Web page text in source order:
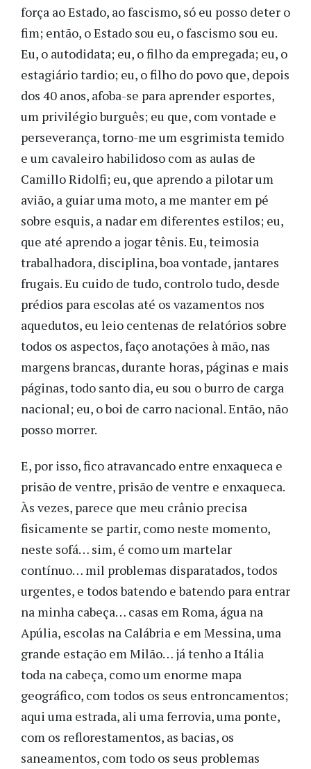
força ao Estado, ao fascismo, só eu posso deter o
fim; então, o Estado sou eu, o fascismo sou eu.
Eu, o autodidata; eu, o filho da empregada; eu, o
estagiário tardio; eu, o filho do povo que, depois
dos 40 anos, afoba-se para aprender esportes,
um privilégio burguês; eu que, com vontade e
perseverança, torno-me um esgrimista temido
e um cavaleiro habilidoso com as aulas de
Camillo Ridolfi; eu, que aprendo a pilotar um
avião, a guiar uma moto, a me manter em pé
sobre esquis, a nadar em diferentes estilos; eu,
que até aprendo a jogar tênis. Eu, teimosia
trabalhadora, disciplina, boa vontade, jantares
frugais. Eu cuido de tudo, controlo tudo, desde
prédios para escolas até os vazamentos nos
aquedutos, eu leio centenas de relatórios sobre
todos os aspectos, faço anotações à mão, nas
margens brancas, durante horas, páginas e mais
páginas, todo santo dia, eu sou o burro de carga
nacional; eu, o boi de carro nacional. Então, não
posso morrer.
E, por isso, fico atravancado entre enxaqueca e
prisão de ventre, prisão de ventre e enxaqueca.
Às vezes, parece que meu crânio precisa
fisicamente se partir, como neste momento,
neste sofá… sim, é como um martelar
contínuo… mil problemas disparatados, todos
urgentes, e todos batendo e batendo para entrar
na minha cabeça… casas em Roma, água na
Apúlia, escolas na Calábria e em Messina, uma
grande estação em Milão… já tenho a Itália
toda na cabeça, como um enorme mapa
geográfico, com todos os seus entroncamentos;
aqui uma estrada, ali uma ferrovia, uma ponte,
com os reflorestamentos, as bacias, os
saneamentos, com todo os seus problemas